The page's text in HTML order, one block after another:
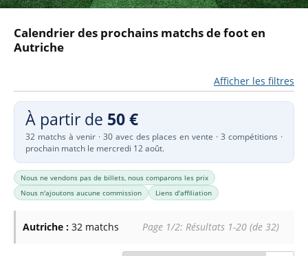
Calendrier des prochains matchs de foot en
Autriche
Afficher les filtres
À partir de 50 €
32 matchs à venir · 30 avec des places en vente · 3 compétitions ·
prochain match le mercredi 12 août.
Nous ne vendons pas de billets, nous comparons les prix
Nous n'ajoutons aucune commission
Liens d'affiliation
Autriche : 32 matchs Page 1/2: Résultats 1-20 (de 32)